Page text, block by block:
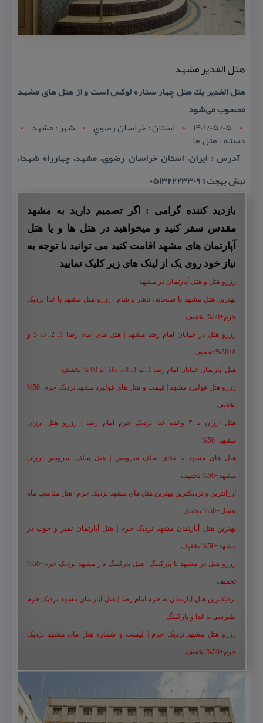
هتل الغدیر مشهد
هتل الغدیر یك هتل چهار ستاره لوكس است و از هتل های مشهد
محسوب می‌شود
1401/05/05
استان : خراسان رضوي شهر : مشهد
دسته : هتل ها
آدرس : ایران، استان خراسان رضوی، مشهد، چهارراه شهدا،
نبش بهجت ۱ 05132223309
بازدید کننده گرامی : اگر تصمیم دارید به مشهد
مقدس سفر کنید و میخواهید در هتل ها و یا هتل
آپارتمان های مشهد اقامت کنید می توانید با توجه به
نیاز خود روی یک از لینک های زیر کلیک نمایید
رزرو هتل و هتل آپارتمان در مشهد
بهترین هتل مشهد با صبحانه، ناهار و شام | رزرو هتل مشهد با غذا نزدیک
حرم+50% تخفیف
رزرو هتل در خیابان امام رضا مشهد | هتل‌ های امام رضا 1، 2، 3، 5 و
8+50% تخفیف
هتل آپارتمان خیابان امام رضا 1، 2، 3، 5،8 ،16 | تا 90 % تخفیف
رزرو هتل فولبرد مشهد | قیمت و هتل های فولبرد مشهد نزدیک حرم+50%
تخفیف
هتل ارزان با ۳ وعده غذا نزدیک حرم امام رضا | رزرو هتل ارزان
مشهد+50%
هتل های مشهد با غذای سلف سرویس | هتل سلف سرویس ارزان
مشهد+50% تخفیف
ارزانترین و نزدیکترین بهترین هتل های مشهد نزدیک حرم | هتل مناسب ماه
عسل+50% تخفیف
بهترین هتل آپارتمان مشهد نزدیک حرم | هتل آپارتمان تمیز و خوب در
مشهد+50% تخفیف
رزرو هتل در مشهد با پارکینگ | هتل پارکینگ دار مشهد نزدیک حرم+50%
تخفیف
نزدیکترین هتل آپارتمان به حرم امام رضا | هتل آپارتمان مشهد نزدیک حرم
طبرسی با غذا و پارکینگ
رزرو هتل مشهد نزدیک حرم | لیست و شماره هتل های مشهد نزدیک
حرم+50% تخفیف